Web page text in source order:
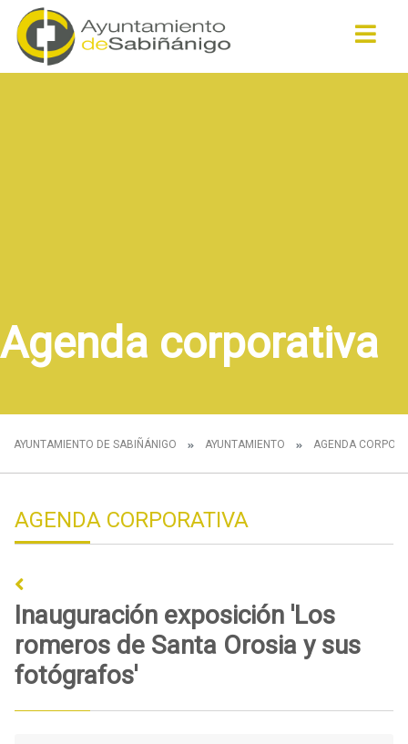
Agenda corporativa
AYUNTAMIENTO DE SABIÑÁNIGO AYUNTAMIENTO AGENDA
AGENDA CORPORATIVA
Inauguración exposición 'Los
romeros de Santa Orosia y sus
fotógrafos'